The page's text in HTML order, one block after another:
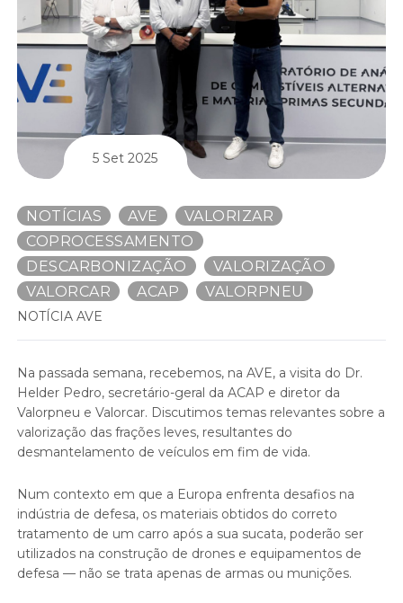
5 Set 2025
NOTÍCIAS AVE
VALORIZAR
COPROCESSAMENTO
DESCARBONIZAÇÃO
VALORIZAÇÃO
VALORCAR
ACAP VALORPNEU
NOTÍCIA AVE
Na passada semana, recebemos, na AVE, a visita do Dr.
Helder Pedro, secretário-geral da ACAP e diretor da
Valorpneu e Valorcar. Discutimos temas relevantes sobre a
valorização das frações leves, resultantes do
desmantelamento de veículos em fim de vida.
Num contexto em que a Europa enfrenta desafios na
indústria de defesa, os materiais obtidos do correto
tratamento de um carro após a sua sucata, poderão ser
utilizados na construção de drones e equipamentos de
defesa — não se trata apenas de armas ou munições.